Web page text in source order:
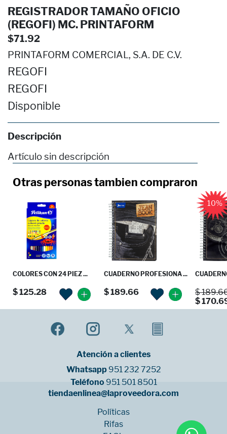
REGISTRADOR TAMAÑO OFICIO
(REGOFI) MC. PRINTAFORM
$71.92
PRINTAFORM COMERCIAL, S.A. DE C.V.
REGOFI
REGOFI
Disponible
Descripción
Artículo sin descripción
Otras personas tambien compraron
COLORES CON 24 PIEZ ...
$ 125.28
CUADERNO PROFESIONA ...
$ 189.66
10%
$
$
Atención a clientes
Whatsapp 951 232 7252
Teléfono 951 501 8501
tiendaenlinea@laproveedora.com
Políticas
Rifas